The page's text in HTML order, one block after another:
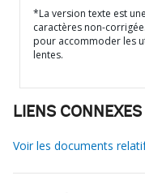
*La version texte est
caractères non-
pour accommoder les
lentes.
LIENS CONNEXES
Voir les documents